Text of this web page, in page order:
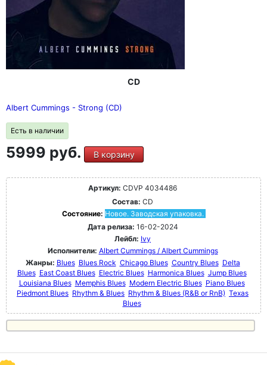
CD
Albert Cummings - Strong (CD)
Есть в наличии
5999 руб. В корзину
Артикул: CDVP 4034486
Состав: CD
Состояние: Новое. Заводская упаковка.
Дата релиза: 16-02-2024
Лейбл: Ivy
Исполнители: Albert Cummings / Albert Cummings
Жанры: Blues Blues Rock Chicago Blues Country Blues Delta
Blues East Coast Blues Electric Blues Harmonica Blues Jump Blues
Louisiana Blues Memphis Blues Modern Electric Blues Piano Blues
Piedmont Blues Rhythm & Blues Rhythm & Blues (R&B or RnB) Texas
Blues